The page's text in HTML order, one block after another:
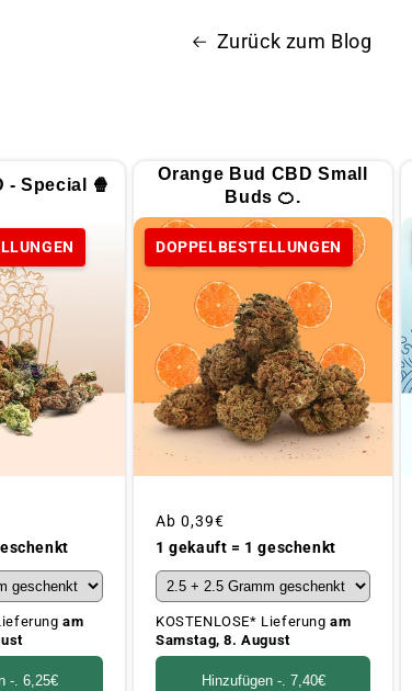
Zurück zum Blog
- Special 🍿
am
-. 6,25€
Orange Bud CBD Small
Buds 🍊.
DOPPELBESTELLUNGEN
Üblicher
Preis
Ab 0,39€
1 gekauft = 1 geschenkt
KOSTENLOSE* Lieferungam
Samstag, 8. August
Hinzufügen -. 7,40€